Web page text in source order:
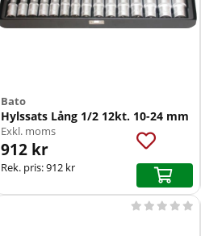
Bato
Hylssats Lång 1/2 12kt. 10-24 mm
Exkl. moms
912 kr
Rek. pris:912 kr
    